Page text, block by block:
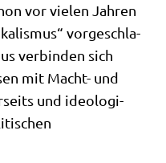
vor vie­len Jah­ren
vor­ge­schla­
ver­bin­den sich
mit Macht- und
und ideo­lo­gi­